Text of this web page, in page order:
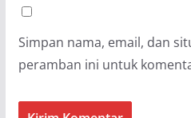
Simpan nama, email, dan
peramban ini untuk